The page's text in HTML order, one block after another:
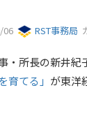
06 RST事務局
・所長の新井紀
育てる」 が東洋